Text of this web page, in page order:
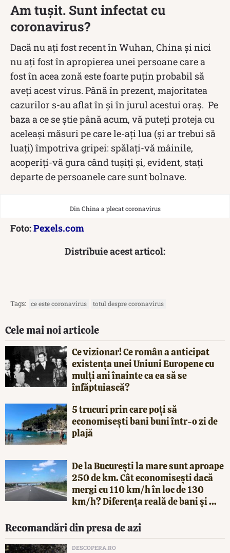
Am tușit. Sunt infectat cu
coronavirus?
Dacă nu ați fost recent în Wuhan, China și nici
nu ați fost în apropierea unei persoane care a
fost în acea zonă este foarte puțin probabil să
aveți acest virus. Până în prezent, majoritatea
cazurilor s-au aflat în și în jurul acestui oraș. Pe
baza a ce se știe până acum, vă puteți proteja cu
aceleași măsuri pe care le-ați lua (și ar trebui să
luați) împotriva gripei: spălați-vă mâinile,
acoperiți-vă gura când tușiți și, evident, stați
departe de persoanele care sunt bolnave.
Din China a plecat coronavirus
Foto:Pexels.com
Distribuie acest articol:
Tags: ce este coronavirus totul despre coronavirus
Cele mai noi articole
Ce vizionar! Ce român a anticipat
existența unei Uniuni Europene cu
mulți ani înainte ca ea să se
înfăptuiască?
5 trucuri prin care poți să
economisești bani buni într-o zi de
plajă
De la București la mare sunt aproape
250 de km. Cât economisești dacă
mergi cu 110 km/h în loc de 130
km/h? Diferența reală de bani și ...
Recomandări din presa de azi
DESCOPERA.RO